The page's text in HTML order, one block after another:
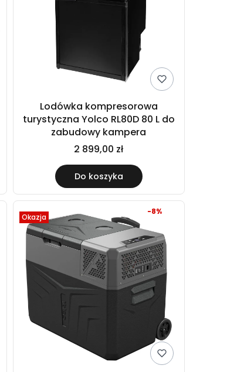
Lodówka kompresorowa
turystyczna Yolco RL80D 80 L do
zabudowy kampera
2 899,00 zł
Do koszyka
Okazja
-8%